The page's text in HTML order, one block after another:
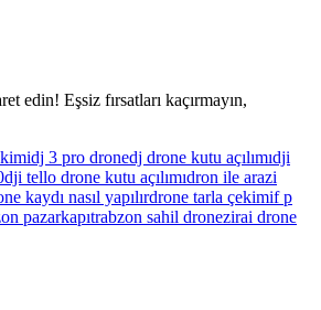
edin! Eşsiz fırsatları kaçırmayın,
dj 3 pro dronedj drone kutu açılımıdji
dji tello drone kutu açılımıdron ile arazi
kaydı nasıl yapılırdrone tarla çekimif p
pazarkapıtrabzon sahil dronezirai drone